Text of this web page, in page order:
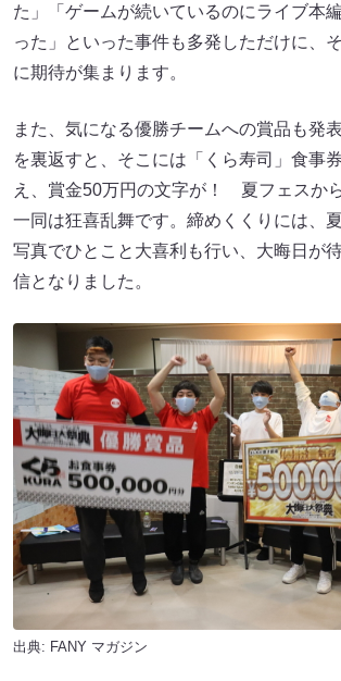
た」「ゲームが続いているのにライブ本
った」といった事件も多発しただけに、
に期待が集まります。
また、気になる優勝チームへの賞品も発
を裏返すと、そこには「くら寿司」食事
え、賞金50万円の文字が！ 夏フェスか
一同は狂喜乱舞です。締めくくりには、
写真でひとこと大喜利も行い、大晦日が
信となりました。
出典: FANY マガジン